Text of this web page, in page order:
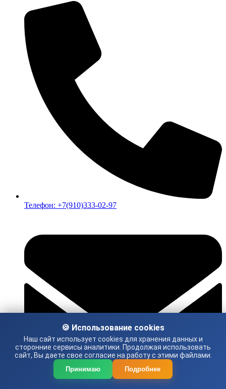
Телефон: +7(910)333-02-97
🍪 Использование cookies
Наш сайт использует cookies для хранения данных и
сторонние сервисы аналитики. Продолжая использовать
сайт, Вы даете свое согласие на работу с этими файлами.
Принимаю Подробнее